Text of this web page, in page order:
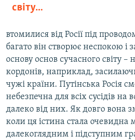
світу...
втомилися від Росії під
багато він створює неспокою і
основу основ сучасного світу –
кордонів, наприклад,
чужі країни. Путінська Росія
небезпечна для всіх сусідів на
далеко від них. Як довго вона
коли ця істина стала очевидна
далекоглядним і підступним